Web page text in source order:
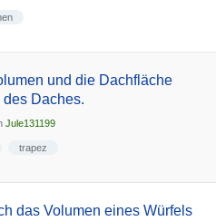
und die Dachfläche
Daches.
Jule131199
trapez
das Volumen eines Würfels